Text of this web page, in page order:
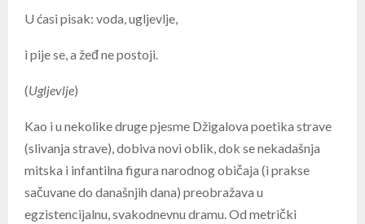
U ćasi pisak: voda, ugljevlje,
i pije se, a žeđ ne postoji.
(Ugljevlje)
Kao i u nekolike druge pjesme Džigalova poetika strave
(slivanja strave), dobiva novi oblik, dok se nekadašnja
mitska i infantilna figura narodnog običaja (i prakse
sačuvane do današnjih dana) preobražava u
egzistencijalnu, svakodnevnu dramu. Od metrički